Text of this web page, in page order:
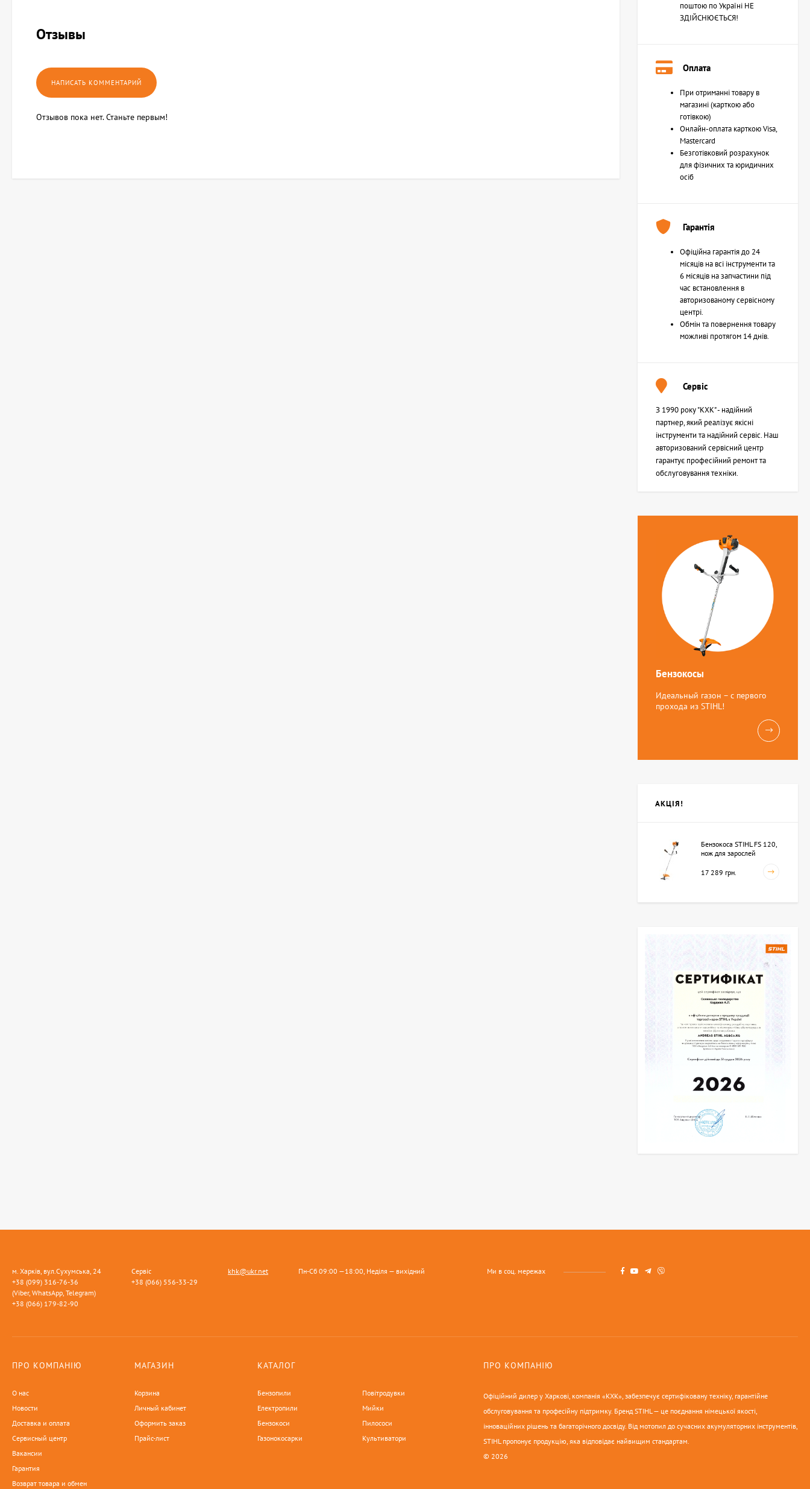
Отзывы
Отзывов пока нет. Станьте первым!
поштою по Україні НЕ
ЗДІЙСНЮЄТЬСЯ!
Оплата
При отриманні товару в
магазині (карткою або
готівкою)
Онлайн-оплата карткою Visa,
Mastercard
Безготівковий розрахунок
для фізичних та юридичних
осіб
Гарантія
Офіційна гарантія до 24
місяців на всі інструменти та
6 місяців на запчастини під
час встановлення в
авторизованому сервісному
центрі.
Обмін та повернення товару
можливі протягом 14 днів.
Сервіс
З 1990 року "КХК" - надійний
партнер, який реалізує якісні
інструменти та надійний сервіс. Наш
авторизований сервісний центр
гарантує професійний ремонт та
обслуговування техніки.
Бензокосы
Идеальный газон – с первого
прохода из STIHL!
АКЦІЯ!
Бензокоса STIHL FS 120,
нож для зарослей
17 289 грн.
м. Харків, вул.Сухумська, 24
+38 (099) 316-76-36
(Viber, WhatsApp, Telegram)
+38 (066) 179-82-90
Сервіс
+38 (066) 556-33-29
khk@ukr.net Пн-Сб 09:00 —18:00, Неділя — вихідний Ми в соц. мережах
ПРО КОМПАНІЮ
О нас
Новости
Доставка и оплата
Сервисный центр
Вакансии
Гарантия
Возврат товара и обмен
МАГАЗИН
Корзина
Личный кабинет
Оформить заказ
Прайс-лист
КАТАЛОГ
Бензопили
Електропили
Бензокоси
Газонокосарки
Повітродувки
Мийки
Пилососи
Культиватори
ПРО КОМПАНІЮ
Офіційний дилер у Харкові, компанія «КХК», забезпечує сертифіковану техніку, гарантійне
обслуговування та професійну підтримку. Бренд STIHL — це поєднання німецької якості,
інноваційних рішень та багаторічного досвіду. Від мотопил до сучасних акумуляторних інструментів,
STIHL пропонує продукцію, яка відповідає найвищим стандартам.
© 2026